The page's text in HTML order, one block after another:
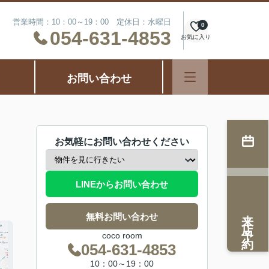
営業時間：10：00～19：00 定休日：水曜日
054-631-4853 お気に入り
0
お問い合わせ
お気軽にお問い合わせください
LINEからお問い合わせ
無料お問い合わせ
coco room
054-631-4853
10：00～19：00
来店予約